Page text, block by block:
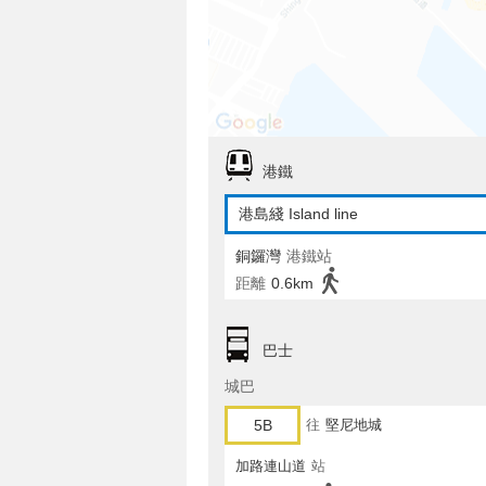
港鐵
港島綫 Island line
銅鑼灣 港鐵站
距離 0.6km
巴士
城巴
5B 往 堅尼地城
加路連山道 站